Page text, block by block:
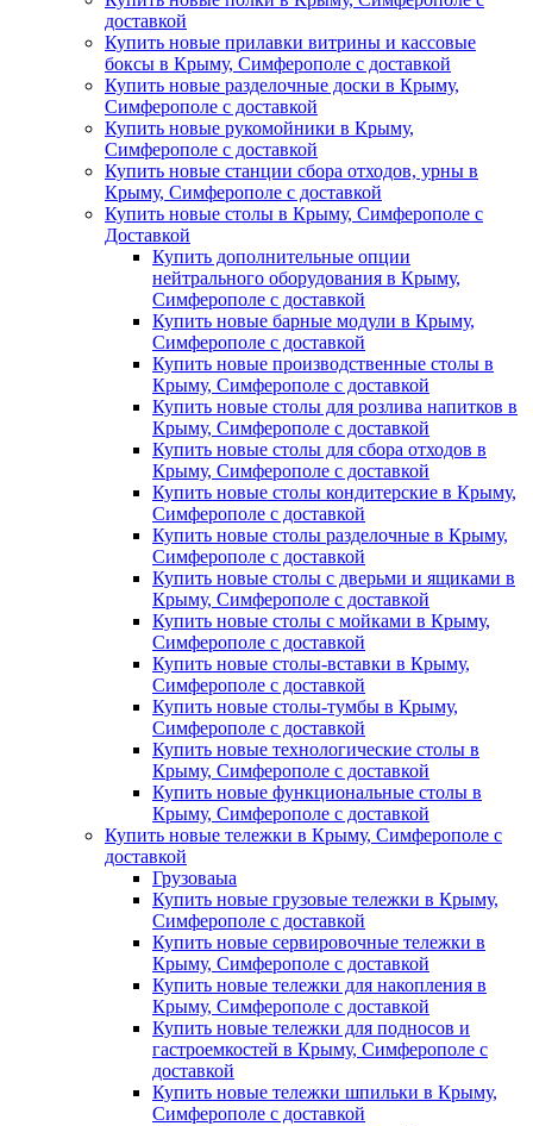
доставкой
Купить новые прилавки витрины и кассовые
боксы в Крыму, Симферополе с доставкой
Купить новые разделочные доски в Крыму,
Симферополе с доставкой
Купить новые рукомойники в Крыму,
Симферополе с доставкой
Купить новые станции сбора отходов, урны в
Крыму, Симферополе с доставкой
Купить новые столы в Крыму, Симферополе с
Доставкой
Купить дополнительные опции
нейтрального оборудования в Крыму,
Симферополе с доставкой
Купить новые барные модули в Крыму,
Симферополе с доставкой
Купить новые производственные столы в
Крыму, Симферополе с доставкой
Купить новые столы для розлива напитков в
Крыму, Симферополе с доставкой
Купить новые столы для сбора отходов в
Крыму, Симферополе с доставкой
Купить новые столы кондитерские в Крыму,
Симферополе с доставкой
Купить новые столы разделочные в Крыму,
Симферополе с доставкой
Купить новые столы с дверьми и ящиками в
Крыму, Симферополе с доставкой
Купить новые столы с мойками в Крыму,
Симферополе с доставкой
Купить новые столы-вставки в Крыму,
Симферополе с доставкой
Купить новые столы-тумбы в Крыму,
Симферополе с доставкой
Купить новые технологические столы в
Крыму, Симферополе с доставкой
Купить новые функциональные столы в
Крыму, Симферополе с доставкой
Купить новые тележки в Крыму, Симферополе с
доставкой
Грузоваыа
Купить новые грузовые тележки в Крыму,
Симферополе с доставкой
Купить новые сервировочные тележки в
Крыму, Симферополе с доставкой
Купить новые тележки для накопления в
Крыму, Симферополе с доставкой
Купить новые тележки для подносов и
гастроемкостей в Крыму, Симферополе с
доставкой
Купить новые тележки шпильки в Крыму,
Симферополе с доставкой